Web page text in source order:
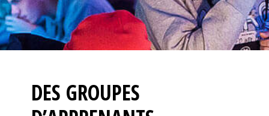
DES GROUPES